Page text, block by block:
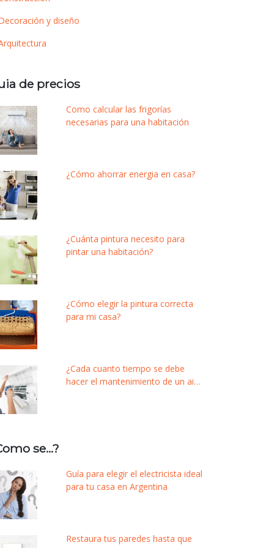
y diseño
de precios
Como calcular las frigorías
necesarias para una habitación
¿Cómo ahorrar energia en casa?
¿Cuánta pintura necesito para
pintar una habitación?
¿Cómo elegir la pintura correcta
para mi casa?
¿Cada cuanto tiempo se debe
hacer el mantenimiento de un aire
se…?
Guía para elegir el electricista ideal
para tu casa en Argentina
Restaura tus paredes hasta que